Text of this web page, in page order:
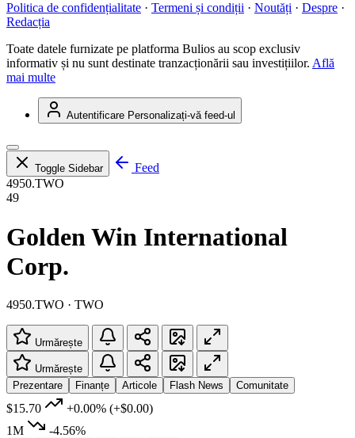
Politica de confidențialitate · Termeni și condiții · Noutăți · Despre ·
Redacția
Toate datele furnizate pe platforma Bulios au scop exclusiv
informativ și nu sunt destinate tranzacționării sau investițiilor. Află
mai multe
Autentificare Personalizați-vă feed-ul
Toggle Sidebar
Feed
4950.TWO
49
Golden Win International
Corp.
4950.TWO · TWO
Urmărește
Urmărește
Prezentare
Finanțe Articole Flash News Comunitate
$15.70 +0.00% (+$0.00)
1M
-4.56%